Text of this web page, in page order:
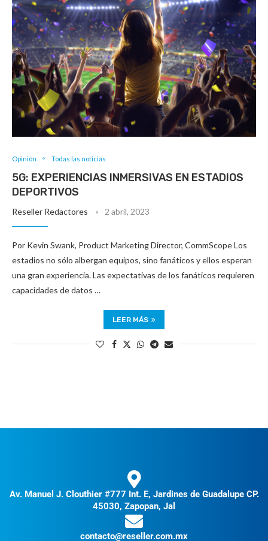
Opinión Todas las noticias
5G: EXPERIENCIAS INMERSIVAS EN ESTADIOS
DEPORTIVOS
Reseller Redactores 2 abril, 2023
Por Kevin Swank, Product Marketing Director, CommScope Los
estadios no sólo albergan equipos, sino fanáticos y ellos esperan
una gran experiencia. Las expectativas de los fanáticos requieren
capacidades de datos …
LEER MÁS
Av. Manuel J. Clouthier #777 Int. E, Jardines de Guadalupe CP.
45030, Zapopan, Jal
contacto@reseller.com.mx